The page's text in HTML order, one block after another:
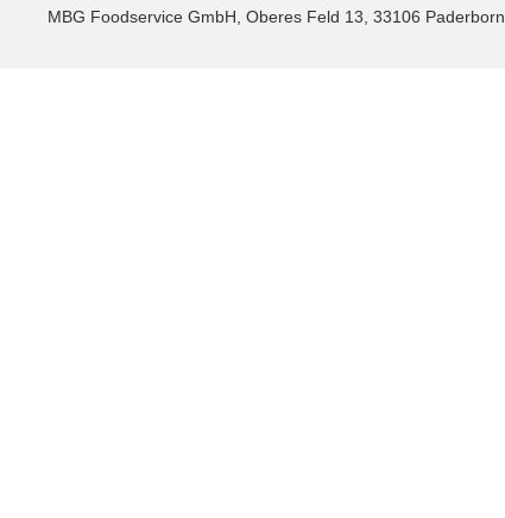
MBG Foodservice GmbH, Oberes Feld 13, 33106 Paderborn